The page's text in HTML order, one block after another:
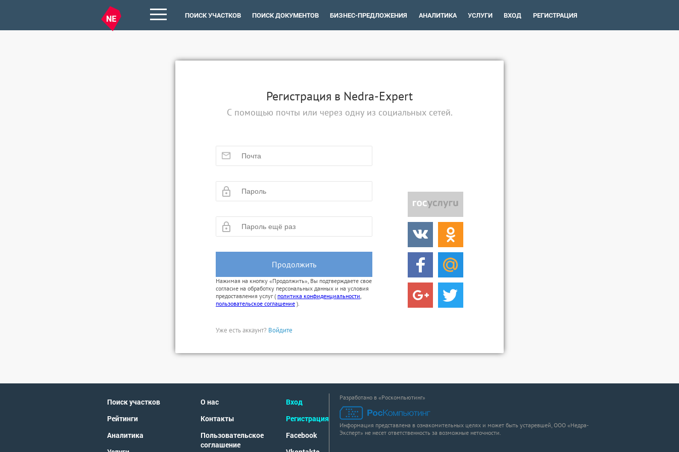
ПОИСК УЧАСТКОВ ПОИСК ДОКУМЕНТОВ БИЗНЕС-ПРЕДЛОЖЕНИЯ АНАЛИТИКА УСЛУГИ ВХОД РЕГИСТРАЦИЯ
Регистрация в Nedra-Expert
С помощью почты или через одну из социальных сетей.
Продолжить
Нажимая на кнопку «Продолжить», Вы подтверждаете свое
согласие на обработку персональных данных и на условия
предоставления услуг ( политика конфиденциальности,
пользовательское соглашение ).
Уже есть аккаунт? Войдите
Поиск участков
Рейтинги
Аналитика
О нас
Контакты
Пользовательское
соглашение
Вход
Регистрация
Facebook
Разработано в «Роскомпьютинг»
Информация представлена в ознакомительных целях и может быть устаревшей, ООО «Недра-
Эксперт» не несет ответственность за возможные неточности.